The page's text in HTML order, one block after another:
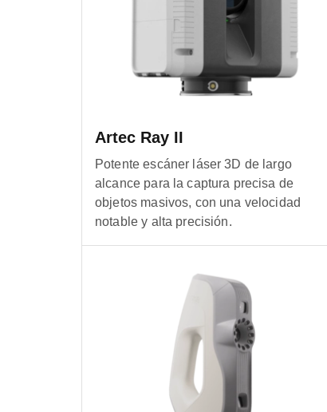
Artec Ray II
Potente escáner láser 3D de largo
alcance para la captura precisa de
objetos masivos, con una velocidad
notable y alta precisión.